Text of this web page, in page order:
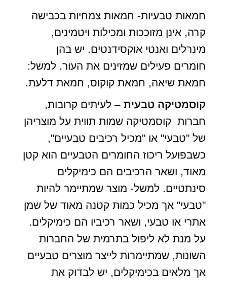
חמאות טבעיות- חמאות צמחיות בכבישה
קרה, אינן מזוככות ומכילות ויטמינים,
מינרלים ואנטי אוקסידנטים. יש בהן
חומרים פעילים שמזינים את העור. למשל:
חמאת שיאה, חמאת קוקוס, חמאת דלעת.
קוסמטיקה טבעית– לעיתים קרובות,
חברות קוסמטיקה שמות תווית על מוצריהן
של "טבעי" או "מכיל רכיבים טבעיים",
כשבפועל ריכוז החומרים הטבעיים הוא קטן
מאוד, ושאר הרכיבים הם כימיקלים
סינתטיים. למשל- מוצר שמתיימר להיות
"טבעי" אך מכיל כמות קטנה מאוד של שמן
אתרי או טבעי, ושאר רכיביו הם כימיקלים.
על מנת לא ליפול בתרמית של החברות
השונות, שמתיימרות לייצר מוצרים טבעיים
אך מלאים בכימיקלים, יש לבדוק את